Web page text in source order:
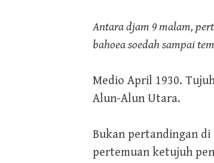
Antara djam 9 malam,
bahoea soedah sampai
Medio April 1930.
Alun-Alun Utara.
Bukan pertandingan di
pertemuan ketujuh